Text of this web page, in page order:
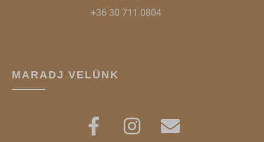
+36 30 711 0804
MARADJ VELÜNK